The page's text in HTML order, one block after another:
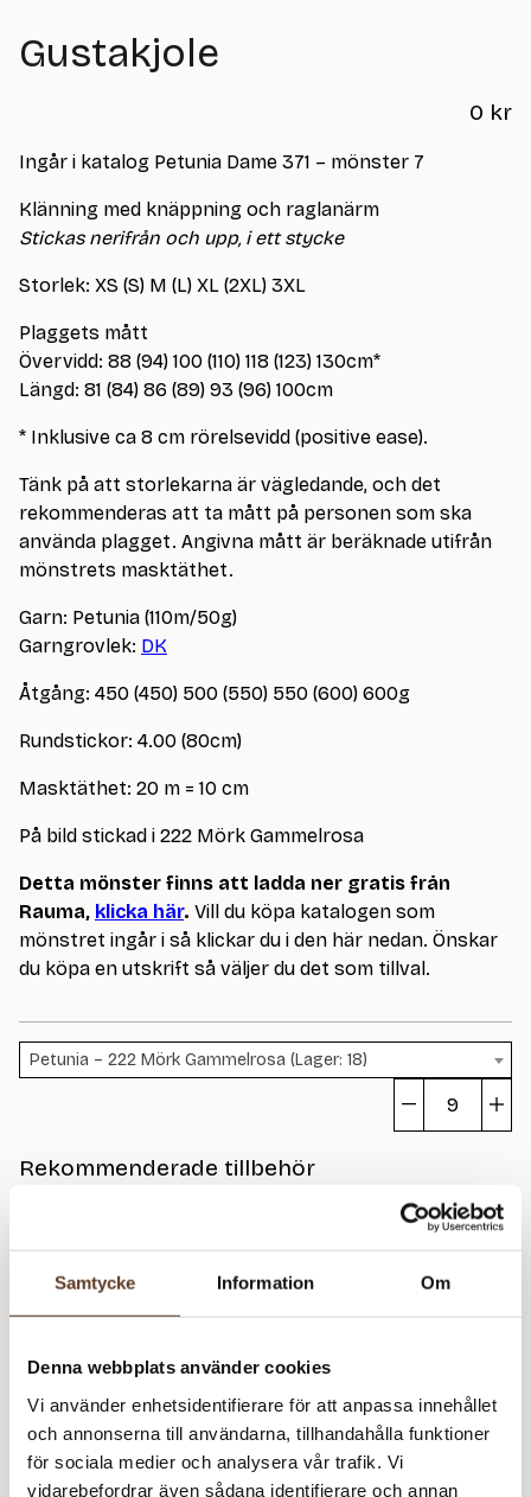
Samtycke Information Om
Denna webbplats använder cookies
Vi använder enhetsidentifierare för att anpassa innehållet
och annonserna till användarna, tillhandahålla funktioner
för sociala medier och analysera vår trafik. Vi
vidarebefordrar även sådana identifierare och annan
Gustakjole
0 kr
Ingår i katalog Petunia Dame 371 – mönster 7
Klänning med knäppning och raglanärm
Stickas nerifrån och upp, i ett stycke
Storlek: XS (S) M (L) XL (2XL) 3XL
Plaggets mått
Övervidd: 88 (94) 100 (110) 118 (123) 130cm*
Längd: 81 (84) 86 (89) 93 (96) 100cm
* Inklusive ca 8 cm rörelsevidd (positive ease).
Tänk på att storlekarna är vägledande, och det
rekommenderas att ta mått på personen som ska
använda plagget. Angivna mått är beräknade utifrån
mönstrets masktäthet.
Garn: Petunia (110m/50g)
Garngrovlek: DK
Åtgång: 450 (450) 500 (550) 550 (600) 600g
Rundstickor: 4.00 (80cm)
Masktäthet: 20 m = 10 cm
På bild stickad i 222 Mörk Gammelrosa
Detta mönster finns att ladda ner gratis från
Rauma, klicka här. Vill du köpa katalogen som
mönstret ingår i så klickar du i den här nedan. Önskar
du köpa en utskrift så väljer du det som tillval.
Petunia – 222 Mörk Gammelrosa (Lager: 18)
Rekommenderade tillbehör
Utskrift – 4 sidor (20 kr)
Prisspecifikation
Namn Pris/st Antal
Total
Gustakjole
0 kr 1 0 kr